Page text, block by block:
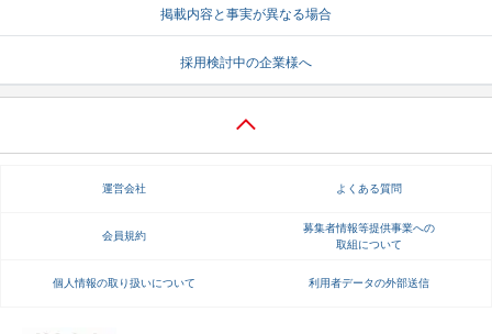
掲載内容と事実が異なる場合
採用検討中の企業様へ
運営会社 よくある質問
会員規約
募集者情報等提供事業への
取組について
個人情報の取り扱いについて 利用者データの外部送信